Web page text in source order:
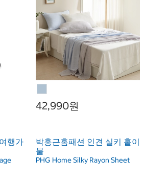
행가
42,990원
박홍근홈패션 인견 실키 홑이
불
PHG Home Silky Rayon Sheet